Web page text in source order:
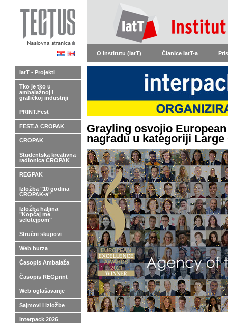
O Institutu (IatT) Članice IatT-a
Grayling osvojio
nagradu u kategoriji
IatT - Projekti
Tko je tko u
ambalažnoj i
grafičkoj industriji
PRINT.Fest
FEST.A CROPAK
CROPAK
Studentska kreativna
radionica CROPAK
REGPAK
Izložba "10 godina
CROPAK-a"
Izložba haljina
"Kopčaj me
selotejpom"
Stručni skupovi
Web burza
Časopis Ambalaža
Časopis REGprint
Web oglašavanje
Sajmovi i izložbe
Interpack 2026